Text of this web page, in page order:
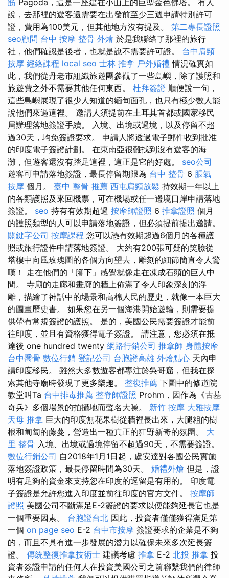
筋 Pagoda，這是一座建在小山上的巨型金色佛塔。 有人
說，去那裡的遊客還需要在出發前至少三週申請特別許可
證，費用為100美元，但其他地方沒有提及。 第二專長證照
seo顧問 台中 按摩 整骨 外燴 於是我聯絡了那裡的旅行
社，他們確認是後者，也就是說不需要許可證。 台中肩頸
按摩 經絡課程 local seo 士林 推拿 戶外婚禮 情況確實如
此，我們從丹老市組織旅遊團參觀了一些島嶼，除了護照和
旅遊費之外不需要其他任何東西。 杜拜簽證 順便說一句，
這些島嶼展現了很少人知道的緬甸面孔，也只有極少數人能
說他們來過這裡。 邀請人須提前在土耳其首都或國家移民
局辦理落地簽證手續。 入境、出境或過境，以及停留不超
過30天，均免簽證要求。 申請人將透過電子郵件收到批准
的印度電子簽證計劃。 在東南亞很難找到沒有遊客的海
灘，但遊客還沒有踏足這裡，這正是它的好處。 seo公司
遊客可申請落地簽證，最長停留期限為 台中 整骨 6 脹氣
按摩 個月。 臺中 整骨 推薦 西屯肩頸放鬆 持效期一年以上
的各類護照及來回機票，可在機場或任一邊境口岸申請落地
簽證。 seo 持有有效期超過 按摩師證照 6 推拿證照 個月
的護照類型的人可以申請落地簽證，但必須提前提出邀請。
關鍵字公司 按摩課程 您可以憑有效期超過6個月的各種護
照或旅行證件申請落地簽證。 大約有200張可疑的笑臉從
塔樓中向風玫瑰圖的各個方向望去，雕刻的細節簡直令人驚
嘆！ 走在他們的「腳下」感覺就像走在凍成石頭的巨人中
間。 寺廟的走廊和畫廊的牆上佈滿了令人印象深刻的浮
雕，描繪了神話中的場景和高棉人民的歷史，就像一本巨大
的圖畫歷史書。 如果您在另一個海港開始遊輪，則需要提
供帶有常規簽證的護照。 是的，美國公民需要簽證才能前
往印度，並且有資格獲得電子簽證。 請注意，您必須在抵
達後 one hundred twenty 網路行銷公司 推拿師 身體按摩
台中喬骨 數位行銷 登記公司 台胞證高雄 外燴點心 天內申
請印度移民。 雖然大多數遊客都專注於吳哥窟，但我在探
索其他寺廟時發現了更多樂趣。 整復推薦 下圖中的修道院
教堂叫Ta 台中排毒推薦 整脊師證照 Prohm，因作為《古墓
奇兵》多個場景的拍攝地而聲名大噪。 新竹 按摩 大雅按摩
天母 推拿 巨大的印度無花果樹從牆裡長出來，大腿粗的樹
根和匍匐的藤蔓，營造出一種真正的狂野新奇的氛圍。 大
里 整骨 入境、出境或過境停留不超過90天，不需要簽證。
數位行銷公司 自2018年1月1日起，盧安達對各國公民實施
落地簽證政策，最長停留時間為30天。 婚禮外燴 但是，證
明有足夠的資金來支持您在印度的逗留是有用的。 印度電
子簽證是允許您進入印度並前往印度的官方文件。 按摩師
證照 美國公司不斷滿足E-2簽證的要求以便能夠延長它也是
一個重要因素。 台胞證台北 因此，投資者僅僅獲得滿足第
一個 on page seo E-2 台中市按摩 簽證要求的企業是不夠
的，而且不具有進一步發展的潛力以確保未來多次延長簽
證。 傳統整復推拿技術士 建議考慮 推拿 E-2 北投 推拿 投
資者簽證申請的任何人在投資美國公司之前聯繫我們的律師